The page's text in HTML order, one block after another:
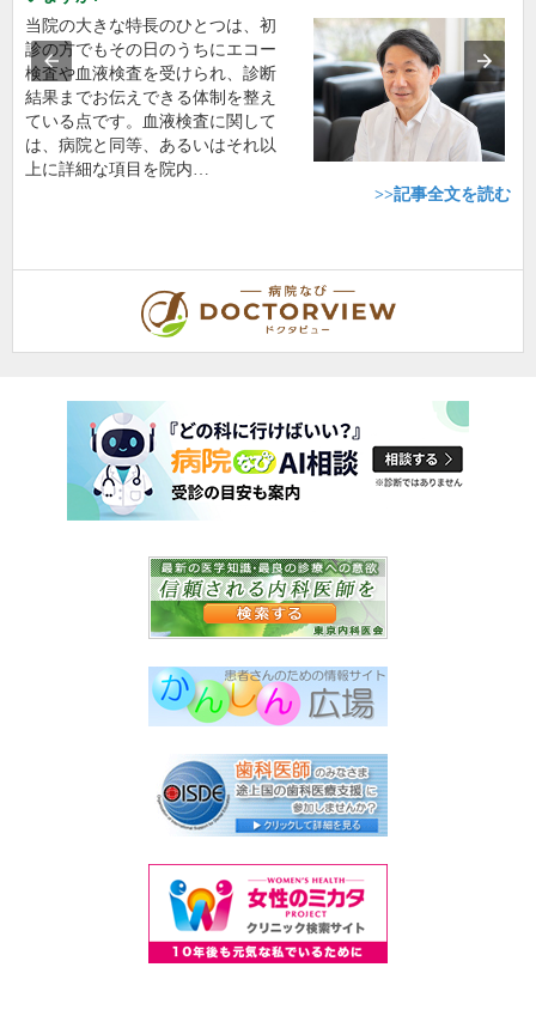
当院の大きな特長のひとつは、初
診の方でもその日のうちにエコー
検査や血液検査を受けられ、診断
結果までお伝えできる体制を整え
ている点です。血液検査に関して
は、病院と同等、あるいはそれ以
上に詳細な項目を院内…
>>記事全文を読む